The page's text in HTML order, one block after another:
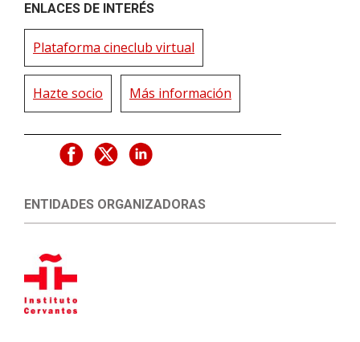
ENLACES DE INTERÉS
Plataforma cineclub virtual
Hazte socio Más información
ENTIDADES ORGANIZADORAS